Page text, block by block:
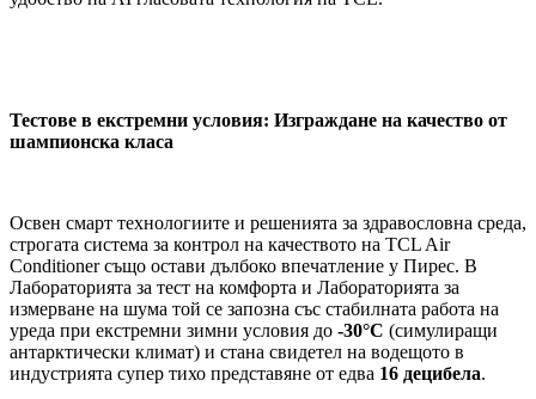
Тестове в екстремни условия: Изграждане на качество от
шампионска класа
Освен смарт технологиите и решенията за здравословна среда,
строгата система за контрол на качеството на TCL Air
Conditioner също остави дълбоко впечатление у Пирес. В
Лабораторията за тест на комфорта и Лабораторията за
измерване на шума той се запозна със стабилната работа на
уреда при екстремни зимни условия до -30°C (симулиращи
антарктически климат) и стана свидетел на водещото в
индустрията супер тихо представяне от едва 16 децибела.